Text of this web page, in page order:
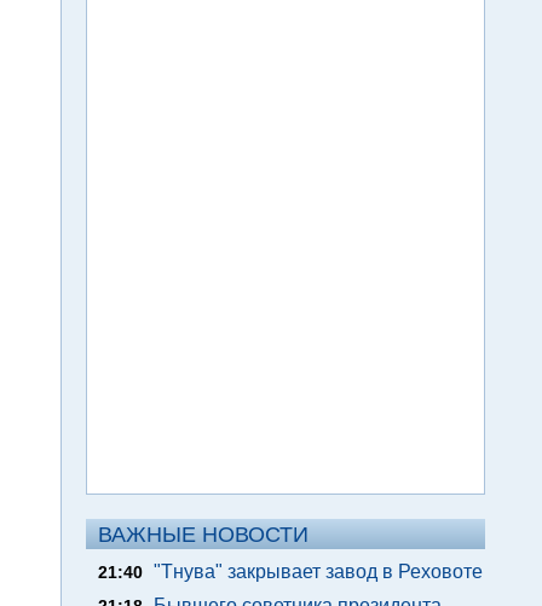
ВАЖНЫЕ НОВОСТИ
21:40 "Тнува" закрывает завод в Реховоте